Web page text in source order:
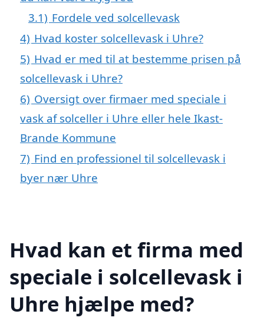
3.1) Fordele ved solcellevask
4) Hvad koster solcellevask i Uhre?
5) Hvad er med til at bestemme prisen på
solcellevask i Uhre?
6) Oversigt over firmaer med speciale i
vask af solceller i Uhre eller hele Ikast-
Brande Kommune
7) Find en professionel til solcellevask i
byer nær Uhre
Hvad kan et firma med
speciale i solcellevask i
Uhre hjælpe med?